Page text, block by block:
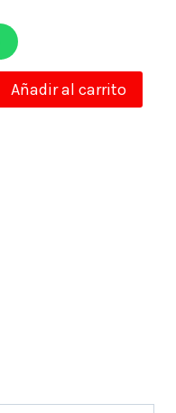
Añadir al carrito